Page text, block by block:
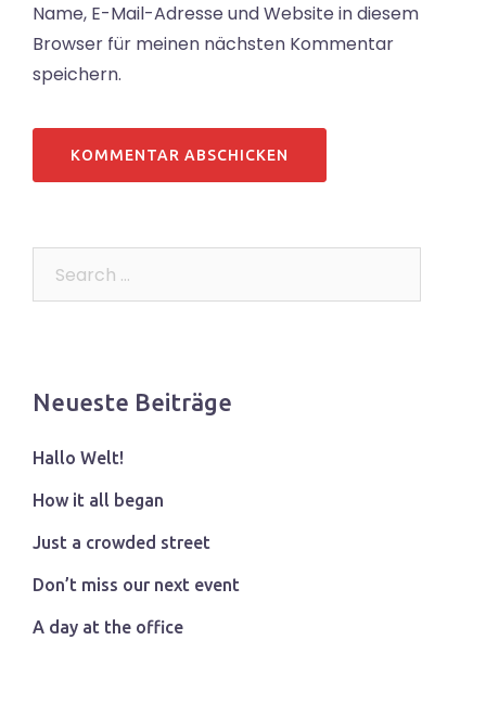
Name, E-Mail-Adresse und Website in diesem
Browser für meinen nächsten Kommentar
speichern.
Neueste Beiträge
Hallo Welt!
How it all began
Just a crowded street
Don’t miss our next event
A day at the office